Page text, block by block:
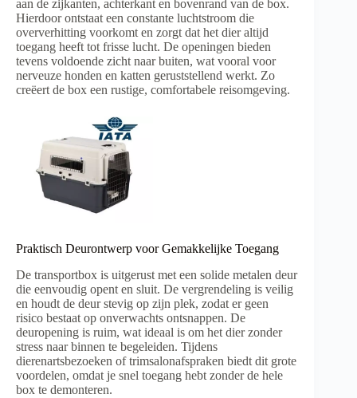
aan de zijkanten, achterkant en bovenrand van de box.
Hierdoor ontstaat een constante luchtstroom die
oververhitting voorkomt en zorgt dat het dier altijd
toegang heeft tot frisse lucht. De openingen bieden
tevens voldoende zicht naar buiten, wat vooral voor
nerveuze honden en katten geruststellend werkt. Zo
creëert de box een rustige, comfortabele reisomgeving.
Praktisch Deurontwerp voor Gemakkelijke Toegang
De transportbox is uitgerust met een solide metalen deur
die eenvoudig opent en sluit. De vergrendeling is veilig
en houdt de deur stevig op zijn plek, zodat er geen
risico bestaat op onverwachts ontsnappen. De
deuropening is ruim, wat ideaal is om het dier zonder
stress naar binnen te begeleiden. Tijdens
dierenartsbezoeken of trimsalonafspraken biedt dit grote
voordelen, omdat je snel toegang hebt zonder de hele
box te demonteren.